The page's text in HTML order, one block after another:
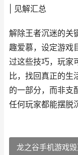
| 见解汇总
解除王者沉迷的关
趣爱慕，设定游戏
过这些技巧，玩家
比，找回真正的生
的一部分，而非支
任何玩家都能摆脱
龙之谷手机游戏